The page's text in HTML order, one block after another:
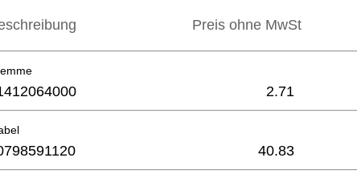
Preis ohne MwSt
2.71
40.83